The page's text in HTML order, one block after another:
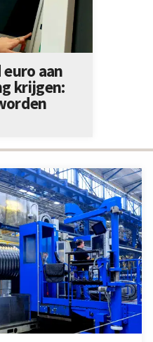
aan
krijgen: